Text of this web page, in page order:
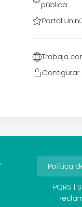
pública
Portal
Trabaja
Política
PQRS |